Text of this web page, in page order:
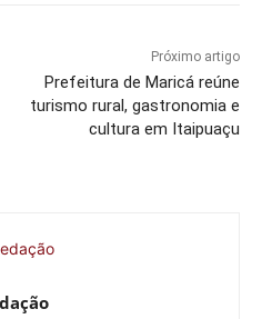
Próximo artigo
Prefeitura de Maricá reúne
turismo rural, gastronomia e
cultura em Itaipuaçu